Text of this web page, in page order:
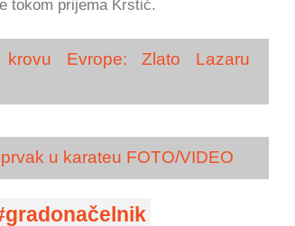
tokom prijema Krstić.
Evrope: Zlato Lazaru
u karateu FOTO/VIDEO
gradonačelnik